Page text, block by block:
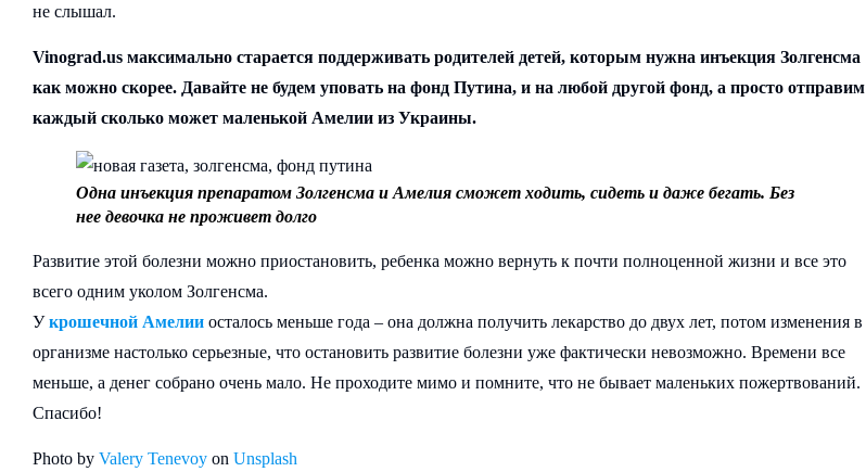
не слышал.
Vinograd.us максимально старается поддерживать родителей детей, которым нужна инъекция Золгенсма
как можно скорее. Давайте не будем уповать на фонд Путина, и на любой другой фонд, а просто отправим
каждый сколько может маленькой Амелии из Украины.
Одна инъекция препаратом Золгенсма и Амелия сможет ходить, сидеть и даже бегать. Без
нее девочка не проживет долго
Развитие этой болезни можно приостановить, ребенка можно вернуть к почти полноценной жизни и все это
всего одним уколом Золгенсма.
Укрошечной Амелии осталось меньше года – она должна получить лекарство до двух лет, потом изменения в
организме настолько серьезные, что остановить развитие болезни уже фактически невозможно. Времени все
меньше, а денег собрано очень мало. Не проходите мимо и помните, что не бывает маленьких пожертвований.
Спасибо!
Photo by Valery Tenevoy on Unsplash